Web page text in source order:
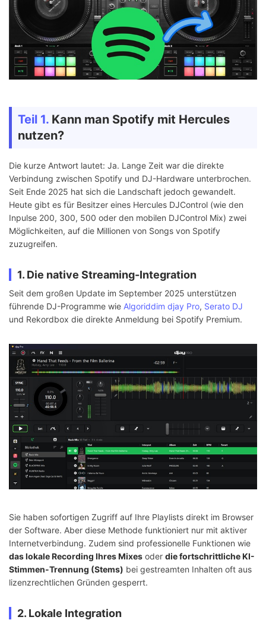
Teil 1. Kann man Spotify mit Hercules
nutzen?
Die kurze Antwort lautet: Ja. Lange Zeit war die direkte
Verbindung zwischen Spotify und DJ-Hardware unterbrochen.
Seit Ende 2025 hat sich die Landschaft jedoch gewandelt.
Heute gibt es für Besitzer eines Hercules DJControl (wie den
Inpulse 200, 300, 500 oder den mobilen DJControl Mix) zwei
Möglichkeiten, auf die Millionen von Songs von Spotify
zuzugreifen.
1. Die native Streaming-Integration
Seit dem großen Update im September 2025 unterstützen
führende DJ-Programme wie Algoriddim djay Pro, Serato DJ
und Rekordbox die direkte Anmeldung bei Spotify Premium.
Sie haben sofortigen Zugriff auf Ihre Playlists direkt im Browser
der Software. Aber diese Methode funktioniert nur mit aktiver
Internetverbindung. Zudem sind professionelle Funktionen wie
das lokale Recording Ihres Mixes oder die fortschrittliche KI-
Stimmen-Trennung (Stems) bei gestreamten Inhalten oft aus
lizenzrechtlichen Gründen gesperrt.
2. Lokale Integration